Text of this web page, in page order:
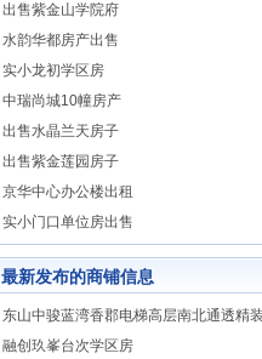
出售紫金山学院府
水韵华都房产出售
实小龙初学区房
中瑞尚城10幢房产
出售水晶兰天房子
出售紫金莲园房子
京华中心办公楼出租
实小门口单位房出售
最新发布的商铺信息
东山中骏蓝湾香郡电梯高层南北通透精装
融创玖峯台次学区房